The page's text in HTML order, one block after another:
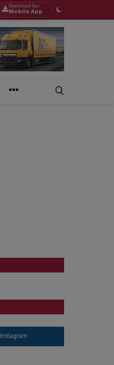
Download Our
Mobile App
Instagram